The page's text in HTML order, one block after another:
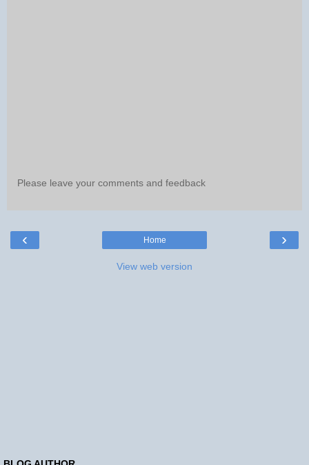
Please leave your comments and feedback
‹ ›
Home
View web version